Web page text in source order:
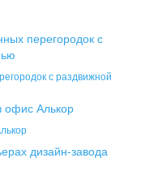
с раздвижной